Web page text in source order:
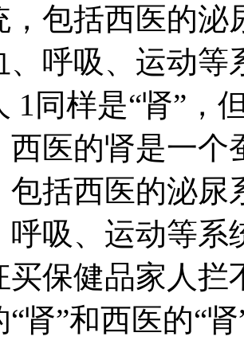
，包括西医的泌
、呼吸、运动
1同样是“肾”，
西医的肾是一
包括西医的泌尿
呼吸、运动等系
买保健品家人拦
肾”和西医的“